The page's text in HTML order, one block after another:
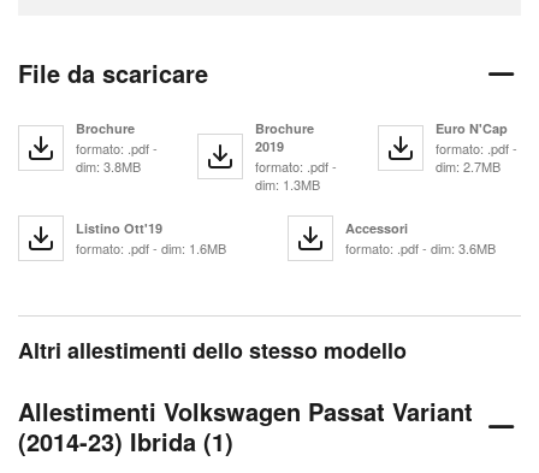
File da scaricare
Brochure
formato: .pdf -
dim: 3.8MB
Brochure
2019
formato: .pdf -
dim: 1.3MB
Euro N'Cap
formato: .pdf -
dim: 2.7MB
Listino Ott'19
formato: .pdf - dim: 1.6MB
Accessori
formato: .pdf - dim: 3.6MB
Altri allestimenti dello stesso modello
Allestimenti Volkswagen Passat Variant
(2014-23) Ibrida (1)